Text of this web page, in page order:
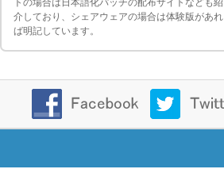
介しており、シェアウェアの場合は体験版があれ
ば明記しています。